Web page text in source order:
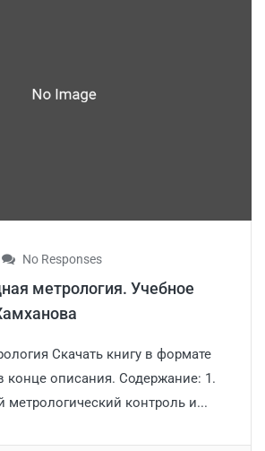
No Responses
метрология. Учебное
Скачать книгу в формате
конце описания. Содержание: 1.
метрологический контроль и...